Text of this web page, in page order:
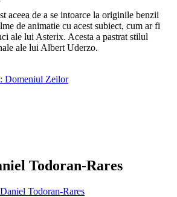
aceea de a se intoarce la originile benzii
de animatie cu acest subiect, cum ar fi
ale lui Asterix. Acesta a pastrat stilul
ale lui Albert Uderzo.
Domeniul Zeilor
Todoran-Rares
Todoran-Rares